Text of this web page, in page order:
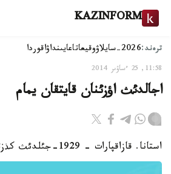
KAZINFORM
ترەند:2026-سايلاۋ وقيعاتاعايىنداۋاقوردا
11:58, 25 ءساۋىر 2014
اجالدئث اؤزئنان قايتقان يمام
استانا. قازاقپارات - 1929-جئلدئث كذزئ.